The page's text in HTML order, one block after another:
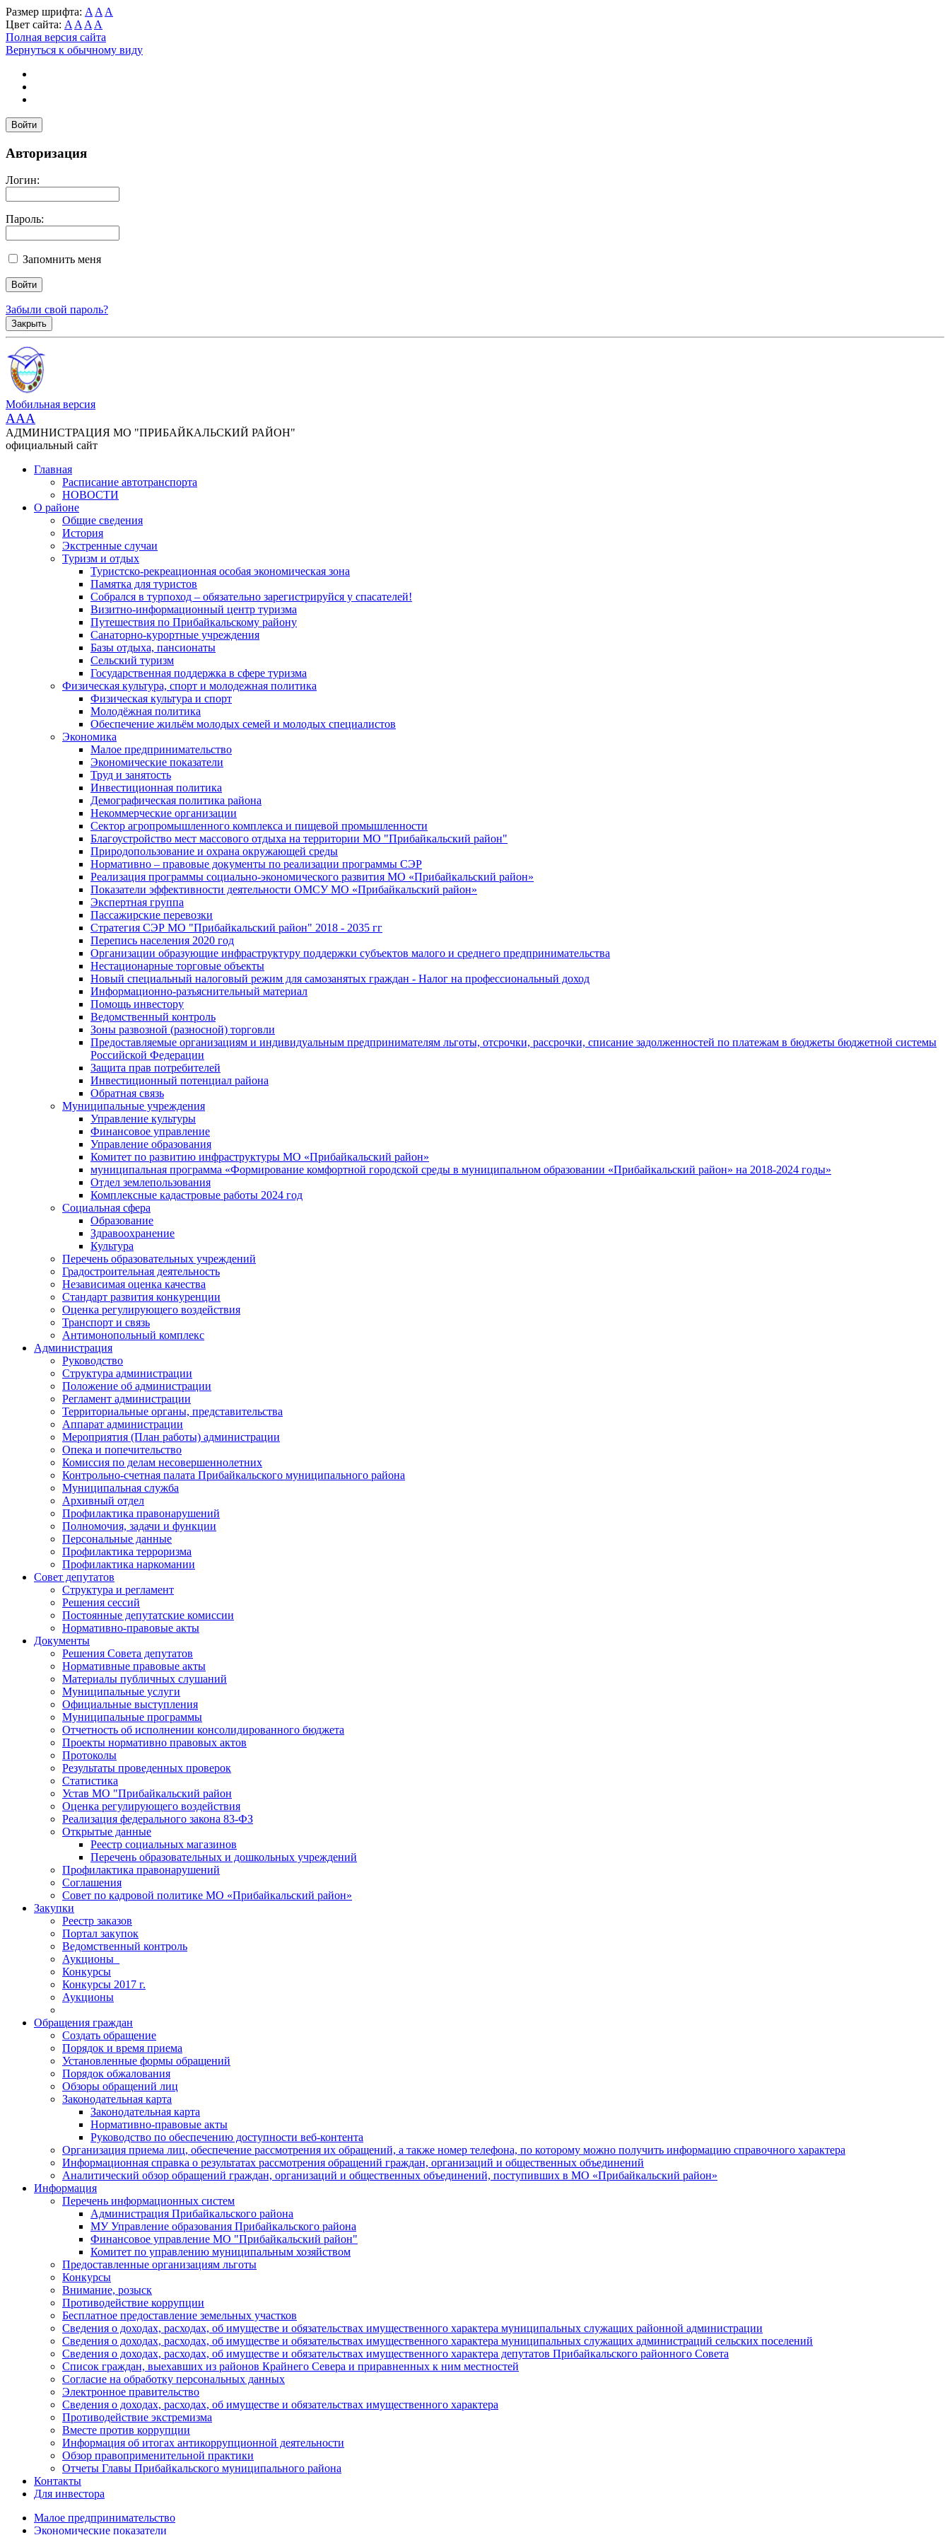
Размер шрифта: A A A
Цвет сайта: A A A A
Полная версия сайта
Вернуться к обычному виду
Войти
Авторизация
Логин:
Пароль:
Запомнить меня
Забыли свой пароль?
Закрыть
Мобильная версия
AAA
АДМИНИСТРАЦИЯ МО "ПРИБАЙКАЛЬСКИЙ РАЙОН"
официальный сайт
Главная
Расписание автотранспорта
НОВОСТИ
О районе
Общие сведения
История
Экстренные случаи
Туризм и отдых
Туристско-рекреационная особая экономическая зона
Памятка для туристов
Собрался в турпоход – обязательно зарегистрируйся у спасателей!
Визитно-информационный центр туризма
Путешествия по Прибайкальскому району
Санаторно-курортные учреждения
Базы отдыха, пансионаты
Сельский туризм
Государственная поддержка в сфере туризма
Физическая культура, спорт и молодежная политика
Физическая культура и спорт
Молодёжная политика
Обеспечение жильём молодых семей и молодых специалистов
Экономика
Малое предпринимательство
Экономические показатели
Труд и занятость
Инвестиционная политика
Демографическая политика района
Некоммерческие организации
Сектор агропромышленного комплекса и пищевой промышленности
Благоустройство мест массового отдыха на территории МО "Прибайкальский район"
Природопользование и охрана окружающей среды
Нормативно – правовые документы по реализации программы СЭР
Реализация программы социально-экономического развития МО «Прибайкальский район»
Показатели эффективности деятельности ОМСУ МО «Прибайкальский район»
Экспертная группа
Пассажирские перевозки
Стратегия СЭР МО "Прибайкальский район" 2018 - 2035 гг
Перепись населения 2020 год
Организации образующие инфраструктуру поддержки субъектов малого и среднего предпринимательства
Нестационарные торговые объекты
Новый специальный налоговый режим для самозанятых граждан - Налог на профессиональный доход
Информационно-разъяснительный материал
Помощь инвестору
Ведомственный контроль
Зоны развозной (разносной) торговли
Предоставляемые организациям и индивидуальным предпринимателям льготы, отсрочки, рассрочки, списание задолженностей по платежам в бюджеты бюджетной системы
Российской Федерации
Защита прав потребителей
Инвестиционный потенциал района
Обратная связь
Муниципальные учреждения
Управление культуры
Финансовое управление
Управление образования
Комитет по развитию инфраструктуры МО «Прибайкальский район»
муниципальная программа «Формирование комфортной городской среды в муниципальном образовании «Прибайкальский район» на 2018-2024 годы»
Отдел землепользования
Комплексные кадастровые работы 2024 год
Социальная сфера
Образование
Здравоохранение
Культура
Перечень образовательных учреждений
Градостроительная деятельность
Независимая оценка качества
Стандарт развития конкуренции
Оценка регулирующего воздействия
Транспорт и связь
Антимонопольный комплекс
Администрация
Руководство
Структура администрации
Положение об администрации
Регламент администрации
Территориальные органы, представительства
Аппарат администрации
Мероприятия (План работы) администрации
Опека и попечительство
Комиссия по делам несовершеннолетних
Контрольно-счетная палата Прибайкальского муниципального района
Муниципальная служба
Архивный отдел
Профилактика правонарушений
Полномочия, задачи и функции
Персональные данные
Профилактика терроризма
Профилактика наркомании
Совет депутатов
Структура и регламент
Решения сессий
Постоянные депутатские комиссии
Нормативно-правовые акты
Документы
Решения Совета депутатов
Нормативные правовые акты
Материалы публичных слушаний
Муниципальные услуги
Официальные выступления
Муниципальные программы
Отчетность об исполнении консолидированного бюджета
Проекты нормативно правовых актов
Протоколы
Результаты проведенных проверок
Статистика
Устав МО "Прибайкальский район
Оценка регулирующего воздействия
Реализация федерального закона 83-ФЗ
Открытые данные
Реестр социальных магазинов
Перечень образовательных и дошкольных учреждений
Профилактика правонарушений
Соглашения
Совет по кадровой политике МО «Прибайкальский район»
Закупки
Реестр заказов
Портал закупок
Ведомственный контроль
Аукционы_
Конкурсы
Конкурсы 2017 г.
Аукционы
Обращения граждан
Создать обращение
Порядок и время приема
Установленные формы обращений
Порядок обжалования
Обзоры обращений лиц
Законодательная карта
Законодательная карта
Нормативно-правовые акты
Руководство по обеспечению доступности веб-контента
Организация приема лиц, обеспечение рассмотрения их обращений, а также номер телефона, по которому можно получить информацию справочного характера
Информационная справка о результатах рассмотрения обращений граждан, организаций и общественных объединений
Аналитический обзор обращений граждан, организаций и общественных объединений, поступивших в МО «Прибайкальский район»
Информация
Перечень информационных систем
Администрация Прибайкальского района
МУ Управление образования Прибайкальского района
Финансовое управление МО "Прибайкальский район"
Комитет по управлению муниципальным хозяйством
Предоставленные организациям льготы
Конкурсы
Внимание, розыск
Противодействие коррупции
Бесплатное предоставление земельных участков
Сведения о доходах, расходах, об имуществе и обязательствах имущественного характера муниципальных служащих районной администрации
Сведения о доходах, расходах, об имуществе и обязательствах имущественного характера муниципальных служащих администраций сельских поселений
Сведения о доходах, расходах, об имуществе и обязательствах имущественного характера депутатов Прибайкальского районного Совета
Список граждан, выехавших из районов Крайнего Севера и приравненных к ним местностей
Согласие на обработку персональных данных
Электронное правительство
Сведения о доходах, расходах, об имуществе и обязательствах имущественного характера
Противодействие экстремизма
Вместе против коррупции
Информация об итогах антикоррупционной деятельности
Обзор правоприменительной практики
Отчеты Главы Прибайкальского муниципального района
Контакты
Для инвестора
Малое предпринимательство
Экономические показатели